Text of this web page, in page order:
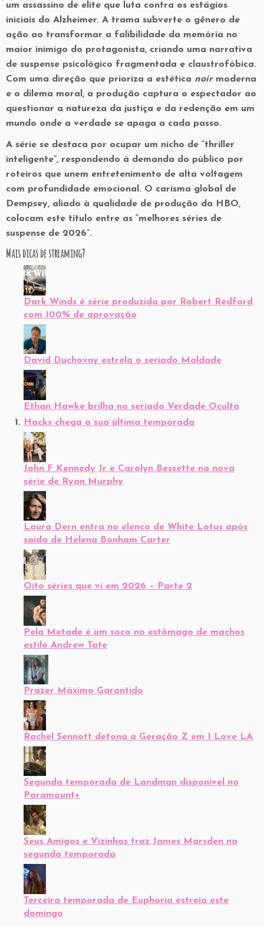
um assassino de elite que luta contra os estágios
iniciais do Alzheimer. A trama subverte o gênero de
ação ao transformar a falibilidade da memória no
maior inimigo do protagonista, criando uma narrativa
de suspense psicológico fragmentada e claustrofóbica.
Com uma direção que prioriza a estética noirmoderna
e o dilema moral, a produção captura o espectador ao
questionar a natureza da justiça e da redenção em um
mundo onde a verdade se apaga a cada passo.
A série se destaca por ocupar um nicho de “thriller
inteligente”, respondendo à demanda do público por
roteiros que unem entretenimento de alta voltagem
com profundidade emocional. O carisma global de
Dempsey, aliado à qualidade de produção da HBO,
colocam este título entre as “melhores séries de
suspense de 2026”.
Mais dicas de streaming?
Dark Winds é série produzida por Robert Redford
com 100% de aprovação
David Duchovny estrela o seriado Maldade
Ethan Hawke brilha no seriado Verdade Oculta
Hacks chega a sua última temporada
John F Kennedy Jr e Carolyn Bessette na nova
série de Ryan Murphy
Laura Dern entra no elenco de White Lotus após
saída de Helena Bonham Carter
Oito séries que vi em 2026 – Parte 2
Pela Metade é um soco no estômago de machos
estilo Andrew Tate
Prazer Máximo Garantido
Rachel Sennott detona a Geração Z em I Love LA
Segunda temporada de Landman disponível no
Paramount+
Seus Amigos e Vizinhos traz James Marsden na
segunda temporada
Terceira temporada de Euphoria estreia este
domingo